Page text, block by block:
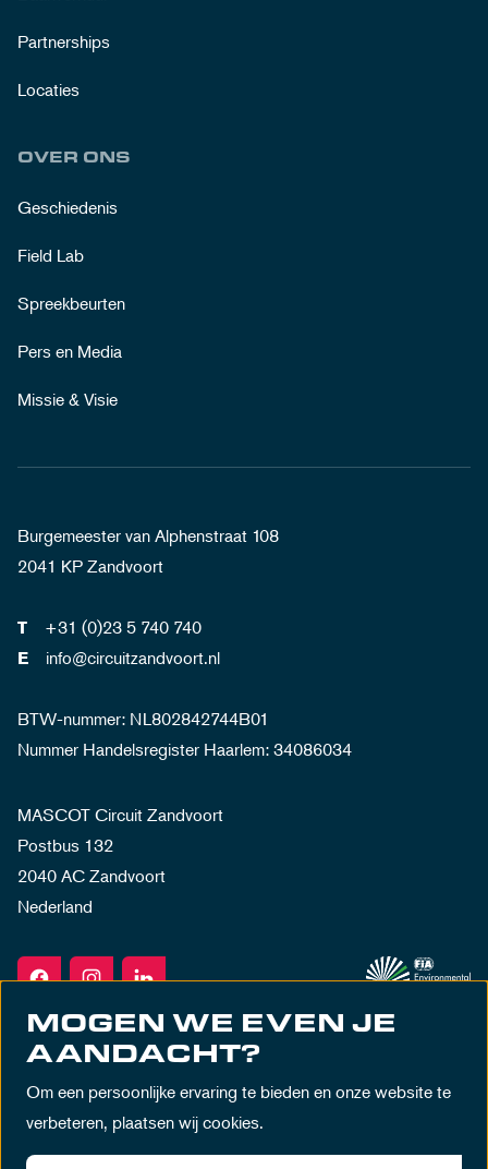
Partnerships
Locaties
OVER ONS
Geschiedenis
Field Lab
Spreekbeurten
Pers en Media
Missie & Visie
Burgemeester van Alphenstraat 108
2041 KP Zandvoort
T +31 (0)23 5 740 740
E info@circuitzandvoort.nl
BTW-nummer: NL802842744B01
Nummer Handelsregister Haarlem: 34086034
MASCOT Circuit Zandvoort
Postbus 132
2040 AC Zandvoort
Nederland
MOGEN WE EVEN JE
AANDACHT?
Om een persoonlijke ervaring te bieden en onze website te
verbeteren, plaatsen wij cookies.